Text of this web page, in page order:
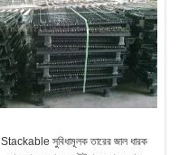
Stackable সুবিধামূলক তারের জাল ধারক